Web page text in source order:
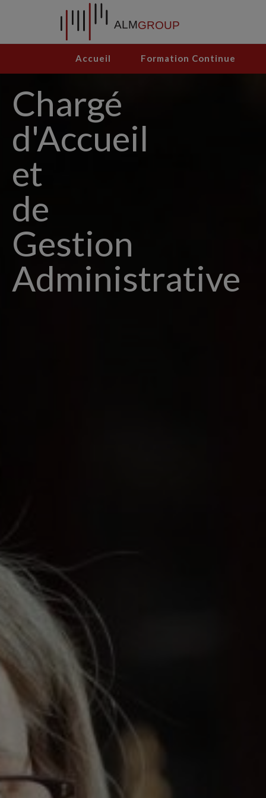
Accueil Formation Continue
Chargé
d'Accueil
et
de
Gestion
Administrative